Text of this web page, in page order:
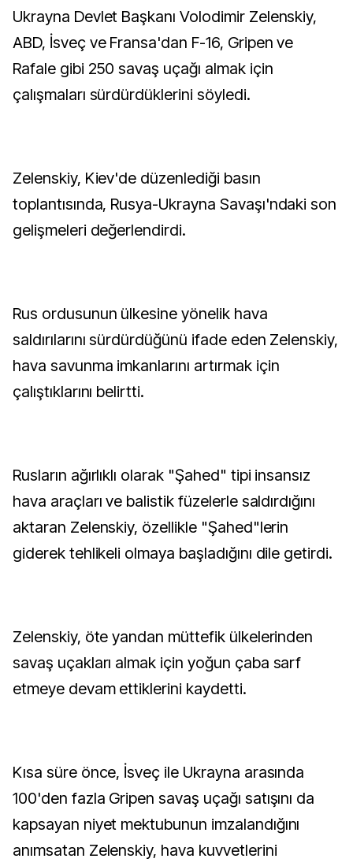
Ukrayna Devlet Başkanı Volodimir Zelenskiy,
ABD, İsveç ve Fransa'dan F-16, Gripen ve
Rafale gibi 250 savaş uçağı almak için
çalışmaları sürdürdüklerini söyledi.
Zelenskiy, Kiev'de düzenlediği basın
toplantısında, Rusya-Ukrayna Savaşı'ndaki son
gelişmeleri değerlendirdi.
Rus ordusunun ülkesine yönelik hava
saldırılarını sürdürdüğünü ifade eden Zelenskiy,
hava savunma imkanlarını artırmak için
çalıştıklarını belirtti.
Rusların ağırlıklı olarak "Şahed" tipi insansız
hava araçları ve balistik füzelerle saldırdığını
aktaran Zelenskiy, özellikle "Şahed"lerin
giderek tehlikeli olmaya başladığını dile getirdi.
Zelenskiy, öte yandan müttefik ülkelerinden
savaş uçakları almak için yoğun çaba sarf
etmeye devam ettiklerini kaydetti.
Kısa süre önce, İsveç ile Ukrayna arasında
100'den fazla Gripen savaş uçağı satışını da
kapsayan niyet mektubunun imzalandığını
anımsatan Zelenskiy, hava kuvvetlerini